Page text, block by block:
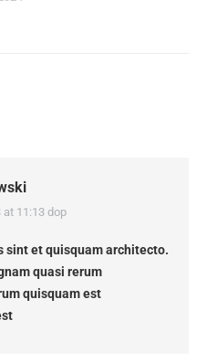
at 11:13 dop
sint et quisquam architecto.
quasi rerum
quisquam est